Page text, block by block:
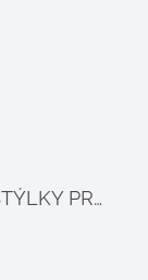
LOŽNÍ PRÁDLO DO POSTÝLKY PRO PANENKY BALLOON - šedé